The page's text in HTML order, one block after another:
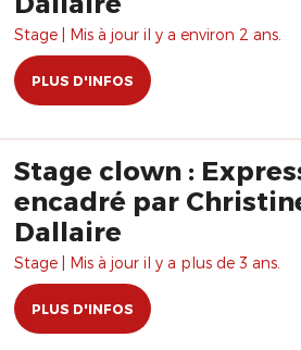
Stage | Mis à jour il y a environ 2 ans.
PLUS D'INFOS
Stage clown :
encadré par
Dallaire
Stage | Mis à jour il y a plus de 3 ans.
PLUS D'INFOS